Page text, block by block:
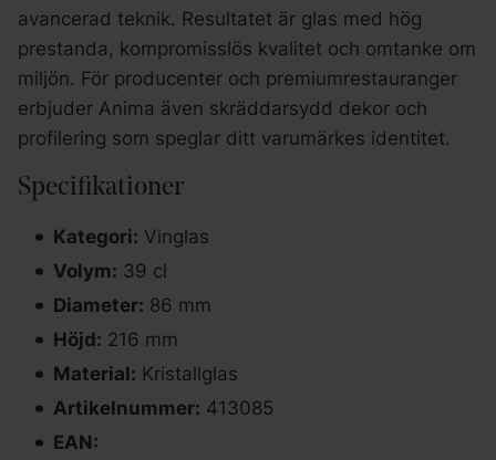
avancerad teknik. Resultatet är glas med hög
prestanda, kompromisslös kvalitet och omtanke om
miljön. För producenter och premiumrestauranger
erbjuder Anima även skräddarsydd dekor och
profilering som speglar ditt varumärkes identitet.
Specifikationer
Kategori: Vinglas
Volym: 39 cl
Diameter: 86 mm
Höjd: 216 mm
Material: Kristallglas
Artikelnummer: 413085
EAN: